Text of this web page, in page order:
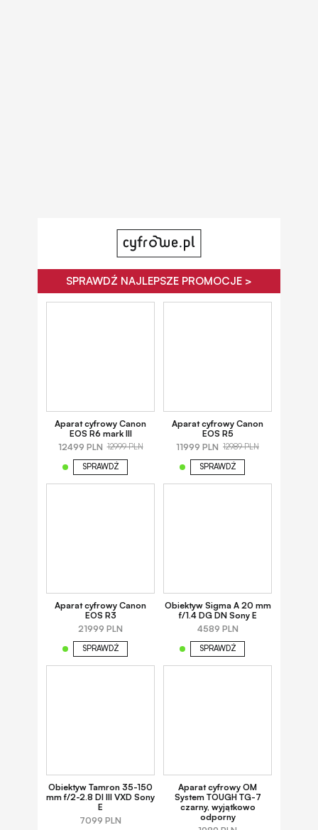
SPRAWDŹ NAJLEPSZE PROMOCJE >
Aparat cyfrowy Canon
EOS R6 mark III
12499 PLN 12999 PLN
SPRAWDŹ
Aparat cyfrowy Canon
EOS R5
11999 PLN 12989 PLN
SPRAWDŹ
Aparat cyfrowy Canon
EOS R3
21999 PLN
SPRAWDŹ
Obiektyw Sigma A 20 mm
f/1.4 DG DN Sony E
4589 PLN
SPRAWDŹ
Obiektyw Tamron 35-150
mm f/2-2.8 DI III VXD Sony
E
7099 PLN
Aparat cyfrowy OM
System TOUGH TG-7
czarny, wyjątkowo
odporny